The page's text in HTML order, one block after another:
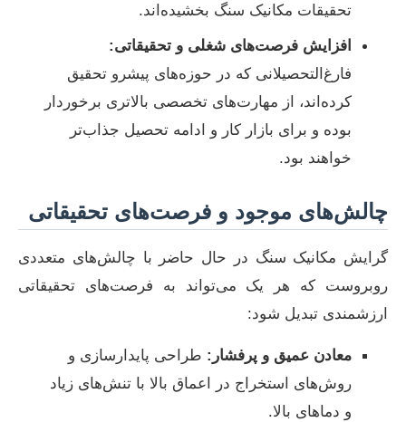
تحقیقات مکانیک سنگ بخشیده‌اند.
افزایش فرصت‌های شغلی و تحقیقاتی:
فارغ‌التحصیلانی که در حوزه‌های پیشرو تحقیق
کرده‌اند، از مهارت‌های تخصصی بالاتری برخوردار
بوده و برای بازار کار و ادامه تحصیل جذاب‌تر
خواهند بود.
چالش‌های موجود و فرصت‌های تحقیقاتی
گرایش مکانیک سنگ در حال حاضر با چالش‌های متعددی
روبروست که هر یک می‌تواند به فرصت‌های تحقیقاتی
ارزشمندی تبدیل شود:
معادن عمیق و پرفشار: طراحی پایدارسازی و
روش‌های استخراج در اعماق بالا با تنش‌های زیاد
و دماهای بالا.